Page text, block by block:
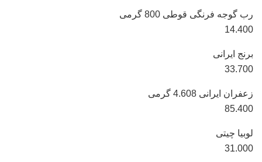
رب گوجه فرنگی قوطی 800 گرمی
14.400
برنج ایرانی
33.700
زعفران ایرانی 4.608 گرمی
85.400
لوبیا چیتی
31.000